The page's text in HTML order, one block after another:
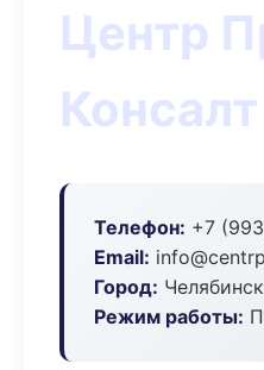
Центр
Консалт
Телефон: +7
Email:
Город: Челябинск
Режим работы: